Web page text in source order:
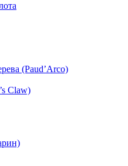
(Paud’Arco)
Claw)